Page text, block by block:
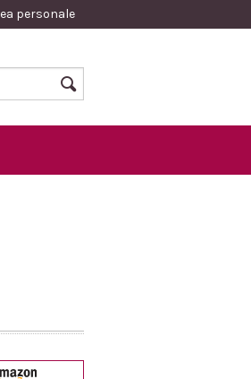
personale